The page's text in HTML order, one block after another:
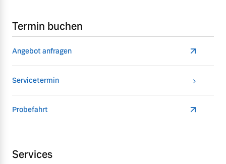
Termin buchen
Angebot anfragen
Servicetermin
Probefahrt
Services